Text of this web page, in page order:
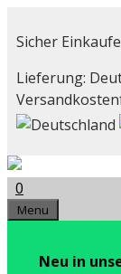
Inhalt
Sicher
Lieferung:
0
Menu
Neu in